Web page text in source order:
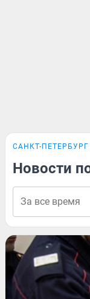
САНКТ-ПЕТЕРБУРГ
Новости